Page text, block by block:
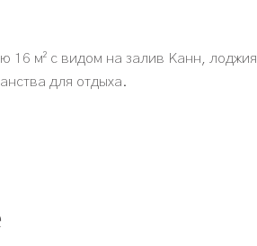
16 м² с видом на залив Канн, лоджия
для отдыха.